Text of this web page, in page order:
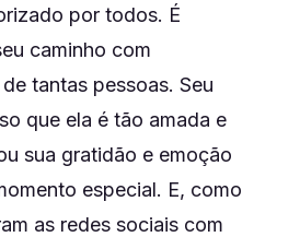
por todos. É
caminho com
tantas pessoas. Seu
que ela é tão amada e
sua gratidão e emoção
especial. E, como
as redes sociais com